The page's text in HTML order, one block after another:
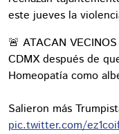
este jueves la
🚨 ATACAN
CDMX después de
Homeopatía como
Salieron más
pic.twitter.com/